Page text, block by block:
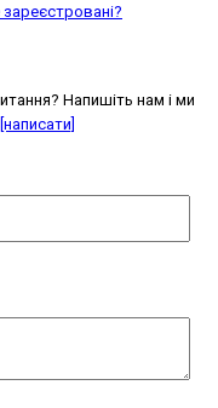
Напишіть нам і ми
[написати]